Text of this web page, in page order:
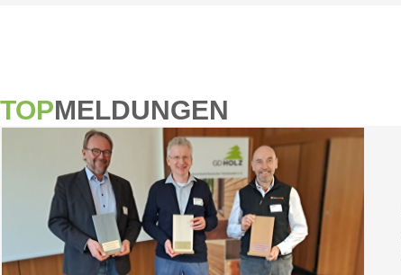
TOPMELDUNGEN